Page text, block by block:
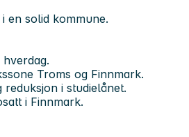
en solid kommune.
Troms og Finnmark.
i studielånet.
i Finnmark.